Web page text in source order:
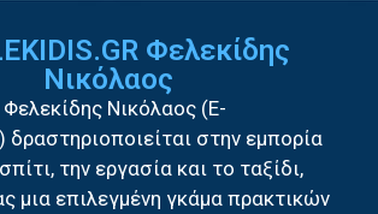
Φελεκίδης
Νικόλαος
Νικόλαος (E-
δραστηριοποιείται στην εμπορία
την εργασία και το ταξίδι,
μια επιλεγμένη γκάμα πρακτικών